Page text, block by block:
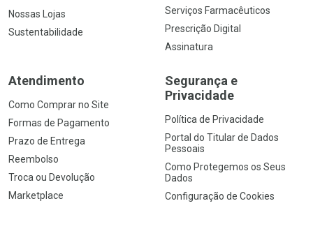
Nossas Lojas
Sustentabilidade
Serviços Farmacêuticos
Prescrição Digital
Assinatura
Atendimento
Como Comprar no Site
Formas de Pagamento
Prazo de Entrega
Reembolso
Troca ou Devolução
Marketplace
Segurança e
Privacidade
Política de Privacidade
Portal do Titular de Dados
Pessoais
Como Protegemos os Seus
Dados
Configuração de Cookies